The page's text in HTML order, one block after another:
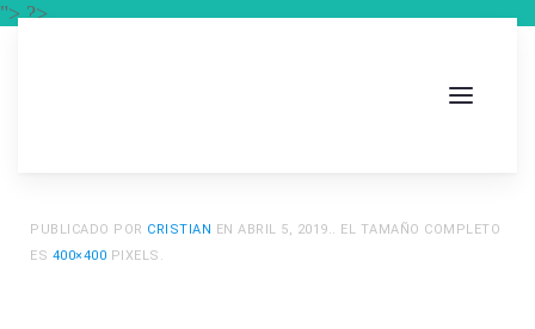
"> ?>
PUBLICADO POR CRISTIAN EN ABRIL 5, 2019.. EL TAMAÑO COMPLETO
ES 400×400 PIXELS.